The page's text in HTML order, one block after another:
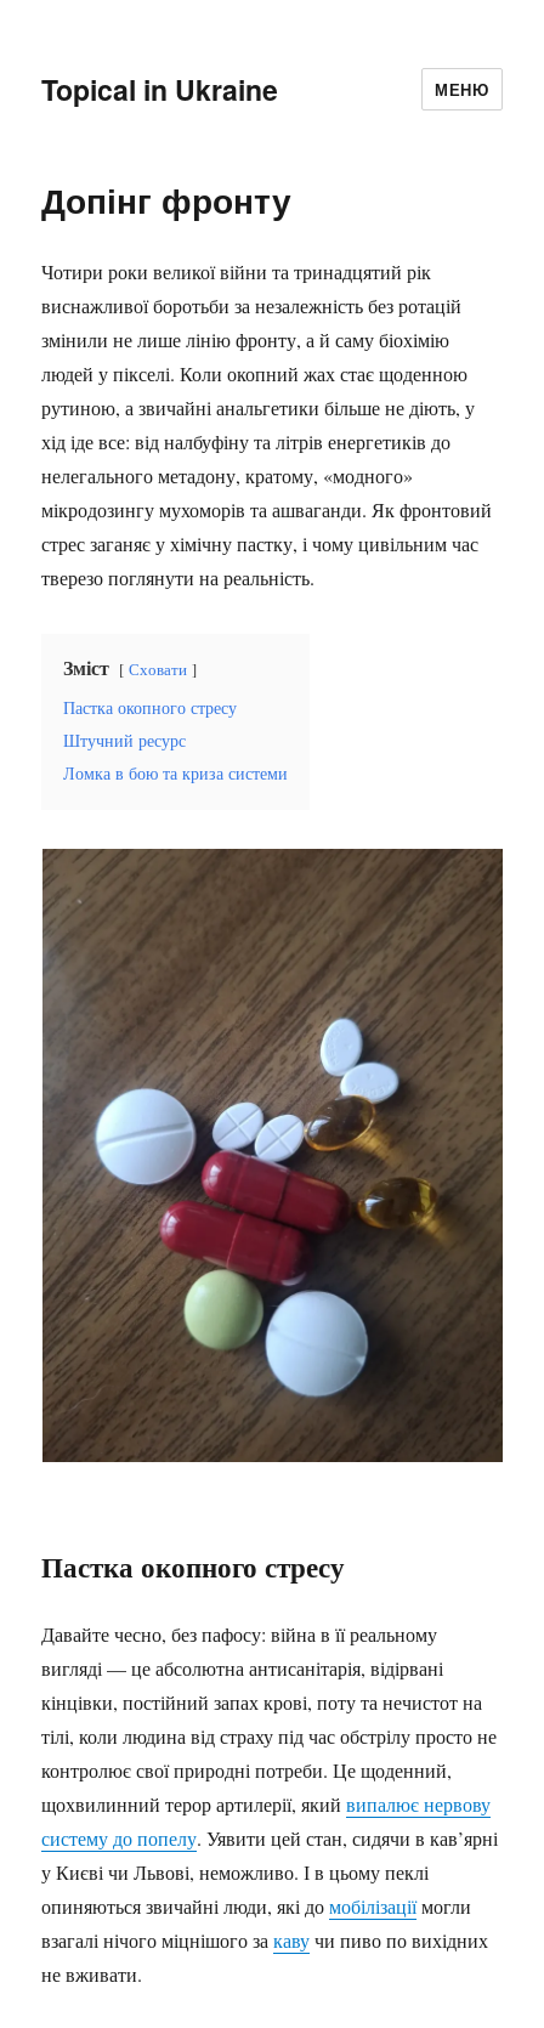
Topical in Ukraine МЕНЮ
Допінг фронту
Чотири роки великої війни та тринадцятий рік
виснажливої боротьби за незалежність без ротацій
змінили не лише лінію фронту, а й саму біохімію
людей у пікселі. Коли окопний жах стає щоденною
рутиною, а звичайні анальгетики більше не діють, у
хід іде все: від налбуфіну та літрів енергетиків до
нелегального метадону, кратому, «модного»
мікродозингу мухоморів та ашваганди. Як фронтовий
стрес заганяє у хімічну пастку, і чому цивільним час
тверезо поглянути на реальність.
Зміст Сховати
Пастка окопного стресу
Штучний ресурс
Ломка в бою та криза системи
Пастка окопного стресу
Давайте чесно, без пафосу: війна в її реальному
вигляді — це абсолютна антисанітарія, відірвані
кінцівки, постійний запах крові, поту та нечистот на
тілі, коли людина від страху під час обстрілу просто не
контролює свої природні потреби. Це щоденний,
щохвилинний терор артилерії, якийвипалює нервову
систему до попелу. Уявити цей стан, сидячи в кав’ярні
у Києві чи Львові, неможливо. І в цьому пеклі
опиняються звичайні люди, які домобілізаціїмогли
взагалі нічого міцнішого закавучи пиво по вихідних
не вживати.